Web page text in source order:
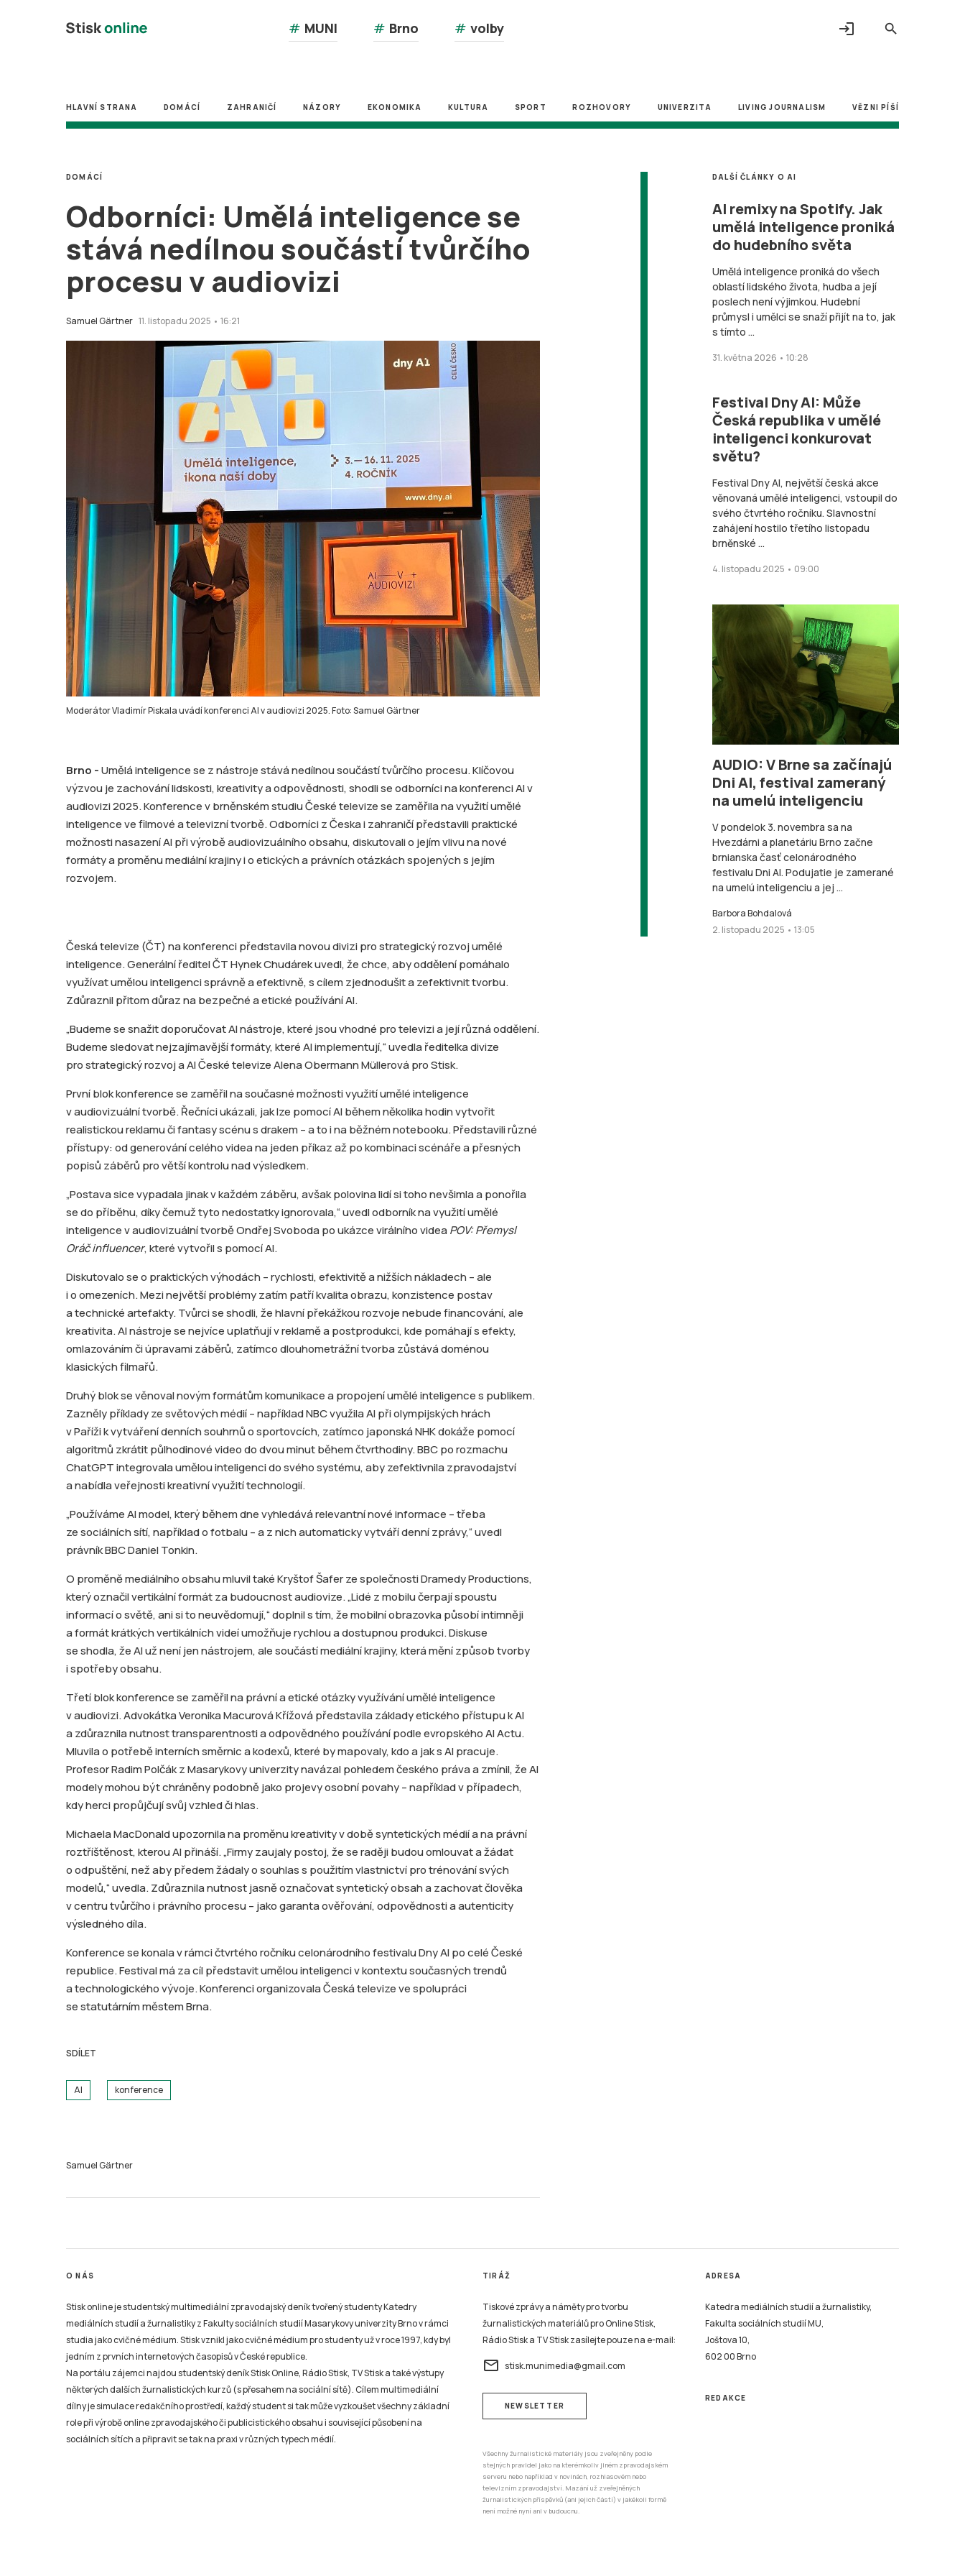
search
# MUNI # Brno # volby login
HLAVNÍ STRANA DOMÁCÍ ZAHRANIČÍ NÁZORY EKONOMIKA KULTURA SPORT ROZHOVORY UNIVERZITA LIVING JOURNALISM VĚZNI PÍŠÍ
Odborníci: Umělá inteligence se
stává nedílnou součástí tvůrčího
procesu v audiovizi
Samuel Gärtner 11. listopadu 2025 • 16:21
DOMÁCÍ
Moderátor Vladimír Piskala uvádí konferenci AI v audiovizi 2025. Foto: Samuel Gärtner
Brno -Umělá inteligence se z nástroje stává nedílnou součástí tvůrčího procesu. Klíčovou
výzvou je zachování lidskosti, kreativity a odpovědnosti, shodli se odborníci na konferenci AI v
audiovizi 2025. Konference v brněnském studiu České televize se zaměřila na využití umělé
inteligence ve filmové a televizní tvorbě. Odborníci z Česka i zahraničí představili praktické
možnosti nasazení AI při výrobě audiovizuálního obsahu, diskutovali o jejím vlivu na nové
formáty a proměnu mediální krajiny i o etických a právních otázkách spojených s jejím
rozvojem.
Česká televize (ČT) na konferenci představila novou divizi pro strategický rozvoj umělé
inteligence. Generální ředitel ČT Hynek Chudárek uvedl, že chce, aby oddělení pomáhalo
využívat umělou inteligenci správně a efektivně, s cílem zjednodušit a zefektivnit tvorbu.
Zdůraznil přitom důraz na bezpečné a etické používání AI.
„Budeme se snažit doporučovat AI nástroje, které jsou vhodné pro televizi a její různá oddělení.
Budeme sledovat nejzajímavější formáty, které AI implementují,“ uvedla ředitelka divize
pro strategický rozvoj a AI České televize Alena Obermann Müllerová pro Stisk.
První blok konference se zaměřil na současné možnosti využití umělé inteligence
v audiovizuální tvorbě. Řečníci ukázali, jak lze pomocí AI během několika hodin vytvořit
realistickou reklamu či fantasy scénu s drakem – a to i na běžném notebooku. Představili různé
přístupy: od generování celého videa na jeden příkaz až po kombinaci scénáře a přesných
popisů záběrů pro větší kontrolu nad výsledkem.
„Postava sice vypadala jinak v každém záběru, avšak polovina lidí si toho nevšimla a ponořila
se do příběhu, díky čemuž tyto nedostatky ignorovala,“ uvedl odborník na využití umělé
inteligence v audiovizuální tvorbě Ondřej Svoboda po ukázce virálního videa POV: Přemysl
Oráč influencer, které vytvořil s pomocí AI.
Diskutovalo se o praktických výhodách – rychlosti, efektivitě a nižších nákladech – ale
i o omezeních. Mezi největší problémy zatím patří kvalita obrazu, konzistence postav
a technické artefakty. Tvůrci se shodli, že hlavní překážkou rozvoje nebude financování, ale
kreativita. AI nástroje se nejvíce uplatňují v reklamě a postprodukci, kde pomáhají s efekty,
omlazováním či úpravami záběrů, zatímco dlouhometrážní tvorba zůstává doménou
klasických filmařů.
Druhý blok se věnoval novým formátům komunikace a propojení umělé inteligence s publikem.
Zazněly příklady ze světových médií – například NBC využila AI při olympijských hrách
v Paříži k vytváření denních souhrnů o sportovcích, zatímco japonská NHK dokáže pomocí
algoritmů zkrátit půlhodinové video do dvou minut během čtvrthodiny. BBC po rozmachu
ChatGPT integrovala umělou inteligenci do svého systému, aby zefektivnila zpravodajství
a nabídla veřejnosti kreativní využití technologií.
„Používáme AI model, který během dne vyhledává relevantní nové informace – třeba
ze sociálních sítí, například o fotbalu – a z nich automaticky vytváří denní zprávy,“ uvedl
právník BBC Daniel Tonkin.
O proměně mediálního obsahu mluvil také Kryštof Šafer ze společnosti Dramedy Productions,
který označil vertikální formát za budoucnost audiovize. „Lidé z mobilu čerpají spoustu
informací o světě, ani si to neuvědomují,“ doplnil s tím, že mobilní obrazovka působí intimněji
a formát krátkých vertikálních videí umožňuje rychlou a dostupnou produkci. Diskuse
se shodla, že AI už není jen nástrojem, ale součástí mediální krajiny, která mění způsob tvorby
i spotřeby obsahu.
Třetí blok konference se zaměřil na právní a etické otázky využívání umělé inteligence
v audiovizi. Advokátka Veronika Macurová Křížová představila základy etického přístupu k AI
a zdůraznila nutnost transparentnosti a odpovědného používání podle evropského AI Actu.
Mluvila o potřebě interních směrnic a kodexů, které by mapovaly, kdo a jak s AI pracuje.
Profesor Radim Polčák z Masarykovy univerzity navázal pohledem českého práva a zmínil, že AI
modely mohou být chráněny podobně jako projevy osobní povahy – například v případech,
kdy herci propůjčují svůj vzhled či hlas.
Michaela MacDonald upozornila na proměnu kreativity v době syntetických médií a na právní
roztříštěnost, kterou AI přináší. „Firmy zaujaly postoj, že se raději budou omlouvat a žádat
o odpuštění, než aby předem žádaly o souhlas s použitím vlastnictví pro trénování svých
modelů,“ uvedla. Zdůraznila nutnost jasně označovat syntetický obsah a zachovat člověka
v centru tvůrčího i právního procesu – jako garanta ověřování, odpovědnosti a autenticity
výsledného díla.
Konference se konala v rámci čtvrtého ročníku celonárodního festivalu Dny AI po celé České
republice. Festival má za cíl představit umělou inteligenci v kontextu současných trendů
a technologického vývoje. Konferenci organizovala Česká televize ve spolupráci
se statutárním městem Brna.
SDÍLET
AI konference
Samuel Gärtner
DALŠÍ ČLÁNKY O AI
AI remixy na Spotify. Jak
umělá inteligence proniká
do hudebního světa
Umělá inteligence proniká do všech
oblastí lidského života, hudba a její
poslech není výjimkou. Hudební
průmysl i umělci se snaží přijít na to, jak
s tímto ...
31. května 2026 • 10:28
Festival Dny AI: Může
Česká republika v umělé
inteligenci konkurovat
světu?
Festival Dny AI, největší česká akce
věnovaná umělé inteligenci, vstoupil do
svého čtvrtého ročníku. Slavnostní
zahájení hostilo třetího listopadu
brněnské ...
4. listopadu 2025 • 09:00
AUDIO: V Brne sa začínajú
Dni AI, festival zameraný
na umelú inteligenciu
V pondelok 3. novembra sa na
Hvezdárni a planetáriu Brno začne
brnianska časť celonárodného
festivalu Dni AI. Podujatie je zamerané
na umelú inteligenciu a jej ...
Barbora Bohdalová
2. listopadu 2025 • 13:05
O NÁS
Stisk online je studentský multimediální zpravodajský deník tvořený studenty Katedry
mediálních studií a žurnalistiky z Fakulty sociálních studií Masarykovy univerzity Brno v rámci
studia jako cvičné médium. Stisk vznikl jako cvičné médium pro studenty už v roce 1997, kdy byl
jedním z prvních internetových časopisů v České republice.
Na portálu zájemci najdou studentský deník Stisk Online, Rádio Stisk, TV Stisk a také výstupy
některých dalších žurnalistických kurzů (s přesahem na sociální sítě). Cílem multimediální
dílny je simulace redakčního prostředí, každý student si tak může vyzkoušet všechny základní
role při výrobě online zpravodajského či publicistického obsahu i související působení na
sociálních sítích a připravit se tak na praxi v různých typech médií.
TIRÁŽ
Tiskové zprávy a náměty pro tvorbu
žurnalistických materiálů pro Online Stisk,
Rádio Stisk a TV Stisk zasílejte pouze na e-mail:
email stisk.munimedia@gmail.com
NEWSLETTER
Všechny žurnalistické materiály jsou zveřejněny podle
stejných pravidel jako na kterémkoliv jiném zpravodajském
serveru nebo například v novinách, rozhlasovém nebo
televizním zpravodajství. Mazání už zveřejněných
žurnalistických příspěvků (ani jejich částí) v jakékoli formě
není možné nyní ani v budoucnu.
ADRESA
Katedra mediálních studií a žurnalistiky,
Fakulta sociálních studií MU,
Joštova 10,
602 00 Brno
REDAKCE